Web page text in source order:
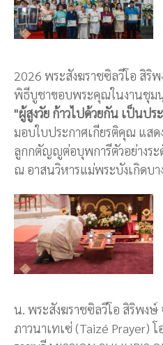
2026 พระสังฆราชซิลวีโอ สิริ
พิธีบูชาขอบพระคุณในงานชุม
"ผู้สูงวัย ก้าวไปด้วยกัน เป็นป
มอบใบประกาศเกียรติคุณ แส
ลูกกตัญญูต่อบุพการีตัวอย่างร
ณ อาสนวิหารแม่พระบังเกิดบ
น. พระสังฆราชซิลวีโอ สิริพงษ์
ภาวนาเทเซ่ (Taizé Prayer)